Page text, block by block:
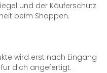
und der Käuferschutz
beim Shoppen.
wird erst nach Eingang
dich angefertigt.